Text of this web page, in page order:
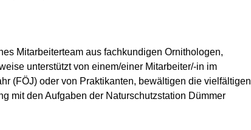
Mitarbeiterteam aus fachkundigen Ornithologen,
unterstützt von einem/einer Mitarbeiter/-in im
(FÖJ) oder von Praktikanten, bewältigen die vielfältigen
mit den Aufgaben der Naturschutzstation Dümmer